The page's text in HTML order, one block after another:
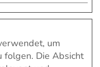
um
folgen. Die Absicht